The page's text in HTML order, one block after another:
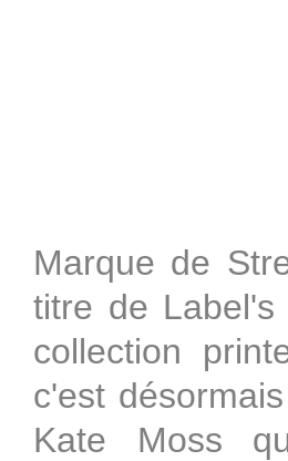
Marque de
titre de Label's
collection
c'est
Kate Moss